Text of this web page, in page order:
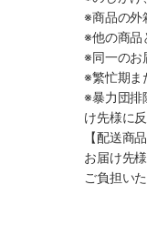
※商品の外
※他の商品
※同一のお
※繁忙期ま
※暴力団排
け先様に
【配送商
お届け先
ご負担い